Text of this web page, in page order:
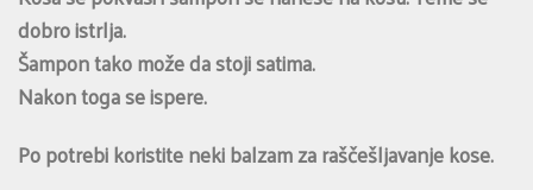
dobro istrlja.
Šampon tako može da stoji satima.
Nakon toga se ispere.
Po potrebi koristite neki balzam za raščešljavanje kose.